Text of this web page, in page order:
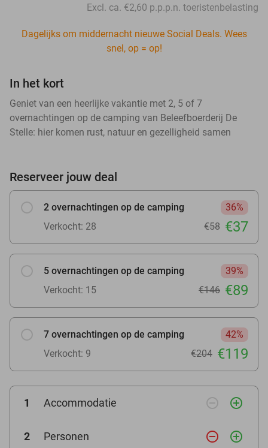
Excl. ca. €2,60 p.p.p.n. toeristenbelasting
Dagelijks om middernacht nieuwe Social Deals. Wees
snel, op = op!
In het kort
Geniet van een heerlijke vakantie met 2, 5 of 7
overnachtingen op de camping van Beleefboerderij De
Stelle: hier komen rust, natuur en gezelligheid samen
Reserveer jouw deal
2 overnachtingen op de camping
36%
Verkocht: 28
€58 €37
5 overnachtingen op de camping
39%
Verkocht: 15
€146 €89
7 overnachtingen op de camping
42%
Verkocht: 9
€204 €119
1 Accommodatie remove_circle_outline add_circle_outline
2 Personen remove_circle_outline add_circle_outline